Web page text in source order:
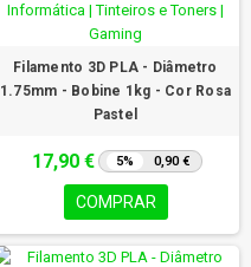
Filamento 3D PLA - Diâmetro
1.75mm - Bobine 1kg - Cor Rosa
Pastel
17,90 € 5% 0,90 €
COMPRAR